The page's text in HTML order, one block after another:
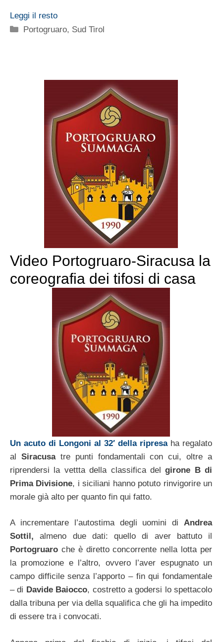
Leggi il resto
Categorie
Portogruaro, Sud Tirol
Video Portogruaro-Siracusa la
coreografia dei tifosi di casa
Un acuto di Longoni al 32′ della ripresaha regalato
al Siracusatre punti fondamentali con cui, oltre a
riprendersi la vettta della classifica delgirone B di
Prima Divisione, i siciliani hanno potuto rinvigorire un
morale già alto per quanto fin qui fatto.
A incrementare l’autostima degli uomini di Andrea
Sottil, almeno due dati: quello di aver battuto il
Portogruaro che è diretto concorrente nella lotta per
la promozione e l’altro, ovvero l’aver espugnato un
campo difficile senza l’apporto – fin qui fondamentale
– di Davide Baiocco, costretto a godersi lo spettacolo
dalla tribuna per via della squalifica che gli ha impedito
di essere tra i convocati.